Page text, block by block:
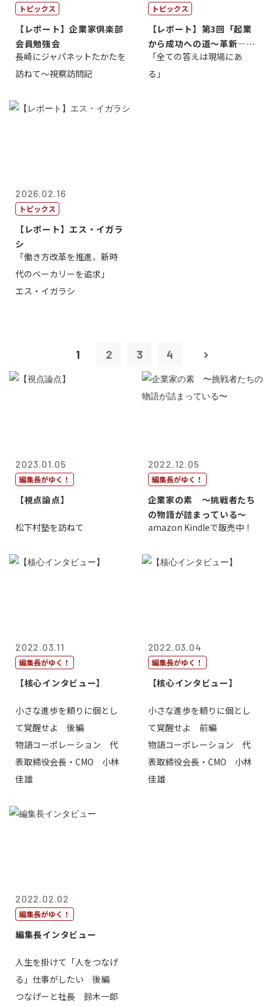
トピックス
【レポート】企業家倶楽部
会員勉強会
長崎にジャパネットたかたを
訪ねて～視察訪問記
トピックス
【レポート】第3回「起業
から成功への道～革新―挑
戦の先にある...
「全ての答えは現場にあ
る」
2026.02.16
トピックス
【レポート】エス・イガラ
シ
「働き方改革を推進、新時
代のベーカリーを追求」
エス・イガラシ
1 2 3 4
2023.01.05
編集長がゆく！
【視点論点】
松下村塾を訪ねて
2022.12.05
編集長がゆく！
企業家の素 〜挑戦者たち
の物語が詰まっている〜
amazon Kindleで販売中！
2022.03.11
編集長がゆく！
【核心インタビュー】
小さな進歩を頼りに個とし
て覚醒せよ 後編
物語コーポレーション 代
表取締役会長・CMO 小林
佳雄
2022.03.04
編集長がゆく！
【核心インタビュー】
小さな進歩を頼りに個とし
て覚醒せよ 前編
物語コーポレーション 代
表取締役会長・CMO 小林
佳雄
2022.02.02
編集長がゆく！
編集長インタビュー
人生を掛けて「人をつなげ
る」仕事がしたい 後編
つなげーと社長 鈴木一郎